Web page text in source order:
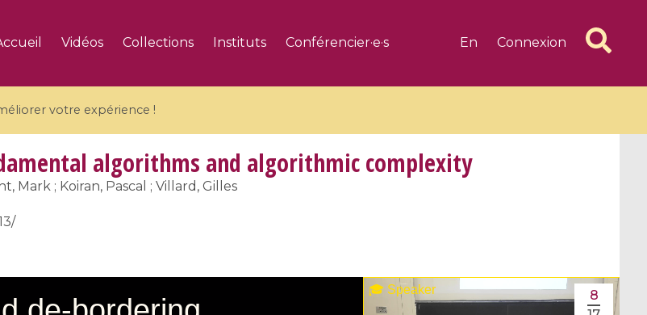
Vidéos Collections Instituts Conférencier·e·s En Connexion
votre expérience !
affine
de
geometry / Géométrie algébrique
et géométrie complexe
Research in Residence »
Introduction to Dissipative
algorithms and algorithmic complexity
Mark ; Koiran, Pascal ; Villard, Gilles
8